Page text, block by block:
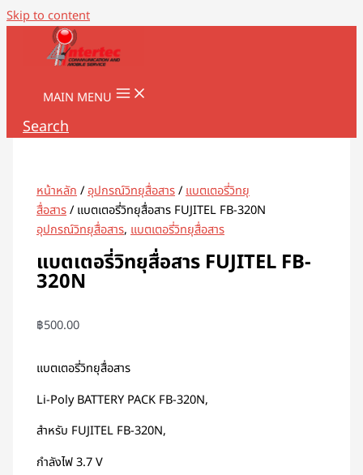
Skip to content
MAIN MENU
Search
หน้าหลัก/อุปกรณ์วิทยุสื่อสาร/แบตเตอรี่วิทยุ
สื่อสาร/ แบตเตอรี่วิทยุสื่อสาร FUJITEL FB-320N
อุปกรณ์วิทยุสื่อสาร,แบตเตอรี่วิทยุสื่อสาร
แบตเตอรี่วิทยุสื่อสาร FUJITEL FB-
320N
฿500.00
แบตเตอรี่วิทยุสื่อสาร
Li-Poly BATTERY PACK FB-320N,
สำหรับ FUJITEL FB-320N,
กำลังไฟ 3.7 V